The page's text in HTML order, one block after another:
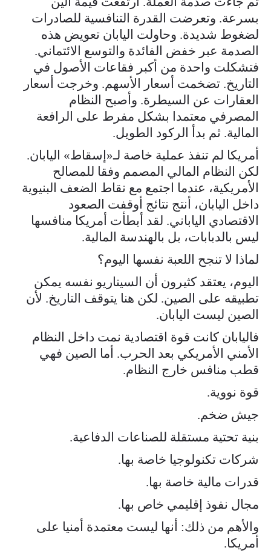
بسرعة. وتعرضت القدرة التنافسية للصادرات
لضغوط شديدة. وحاولت اليابان تعويض هذه
الصدمة عبر خفض الفائدة والتوسع الائتماني.
فتشكلت واحدة من أكبر فقاعات الأصول في
التاريخ. تضخمت أسعار الأسهم. وخرجت أسعار
العقارات عن السيطرة. وأصبح النظام
المصرفي معتمدا بشكل مفرط على الرافعة
المالية. ثم بدأ الركود الطويل.
أمريكا لم تنفذ عملية خاصة لـ«إسقاط» اليابان.
لكن النظام المالي المصمم وفقا للمصالح
الأمريكية، عندما اجتمع مع نقاط الضعف البنيوية
داخل اليابان، أنتج نتائج أوقفت الصعود
الاقتصادي الياباني. لقد أبطأت أمريكا منافسها
ليس بالدبابات، بل بالهندسة المالية.
لماذا لا تنجح اللعبة نفسها اليوم؟
اليوم، يعتقد كثيرون أن السيناريو نفسه يمكن
تطبيقه على الصين. لكن هنا يتوقف التاريخ. لأن
الصين ليست اليابان.
فاليابان كانت قوة اقتصادية نمت داخل النظام
الأمني الأمريكي بعد الحرب. أما الصين فهي
قطب منافس خارج النظام.
قوة نووية.
جيش ضخم.
بنية تحتية مستقلة للصناعات الدفاعية.
شركات تكنولوجيا خاصة بها.
قدرات مالية خاصة بها.
مجال نفوذ إقليمي خاص بها.
والأهم من ذلك: أنها ليست معتمدة أمنيا على
أمريكا.